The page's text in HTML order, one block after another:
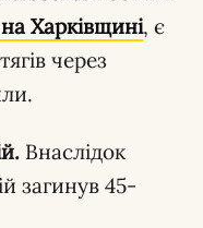
Харківщині, є
через
Внаслідок
загинув 45-